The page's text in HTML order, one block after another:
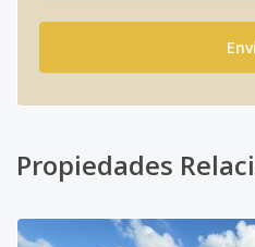
Propiedades